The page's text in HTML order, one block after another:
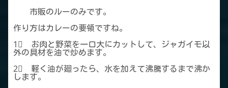
市販のルーのみです。
作り方はカレーの要領ですね。
1⃣ お肉と野菜を一口大にカットして、ジャガイモ以
外の具材を油で炒めます。
2⃣ 軽く油が廻ったら、水を加えて沸騰するまで沸か
します。